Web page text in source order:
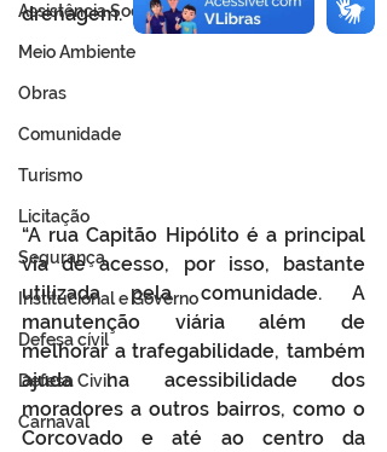
Assistência Social
Meio Ambiente
Obras
Comunidade
Turismo
Licitação
Segurança
Institucional e Governo
Defesa cívil
Defesa Civil
Carnaval
drenagem.
“A rua Capitão Hipólito é a principal
via de acesso, por isso, bastante
utilizada pela comunidade. A
manutenção viária além de
melhorar a trafegabilidade, também
ajuda na acessibilidade dos
moradores a outros bairros, como o
Corcovado e até ao centro da